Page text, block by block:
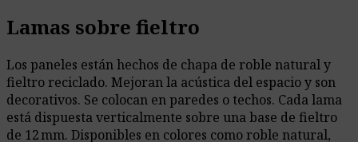
Lamas sobre fieltro
Los paneles están hechos de chapa de roble natural y
fieltro reciclado. Mejoran la acústica del espacio y son
decorativos. Se colocan en paredes o techos. Cada lama
está dispuesta verticalmente sobre una base de fieltro
de 12 mm. Disponibles en colores como roble natural,